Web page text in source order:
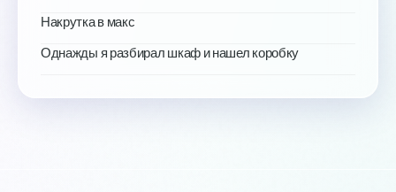
Накрутка в макс
Однажды я разбирал шкаф и нашел коробку